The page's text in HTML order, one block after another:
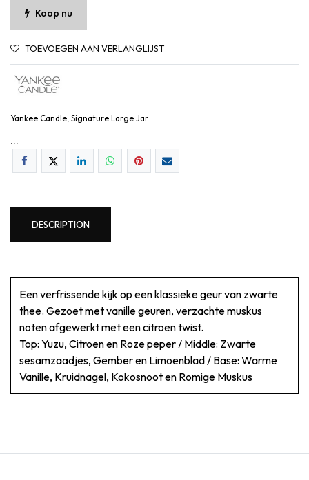
Koop nu
TOEVOEGEN AAN VERLANGLIJST
Yankee Candle, Signature Large Jar
...
DESCRIPTION
Een verfrissende kijk op een klassieke geur van zwarte
thee. Gezoet met vanille geuren, verzachte muskus
noten afgewerkt met een citroen twist.
Top: Yuzu, Citroen en Roze peper / Middle: Zwarte
sesamzaadjes, Gember en Limoenblad / Base: Warme
Vanille, Kruidnagel, Kokosnoot en Romige Muskus